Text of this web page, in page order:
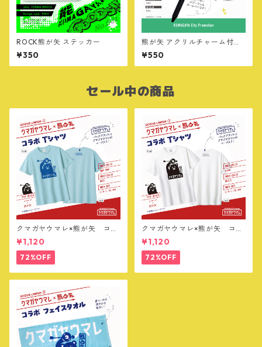
ROCK熊が矢 ステッカー
¥350
熊が矢 アクリルチャーム付ボ
ールペン
¥550
セール中の商品
クマガヤウマレ×熊が矢 コラ
ボTシャツ【ライトブルー】
¥1,120
72%OFF
クマガヤウマレ×熊が矢 コラ
ボTシャツ【ホワイト】
¥1,120
72%OFF